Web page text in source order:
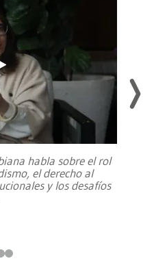
habla sobre el rol
el derecho al
y los desafíos